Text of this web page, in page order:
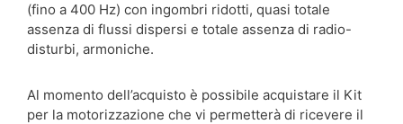
(fino a 400 Hz) con ingombri ridotti, quasi totale
assenza di flussi dispersi e totale assenza di radio-
disturbi, armoniche.
Al momento dell’acquisto è possibile acquistare il Kit
per la motorizzazione che vi permetterà di ricevere il